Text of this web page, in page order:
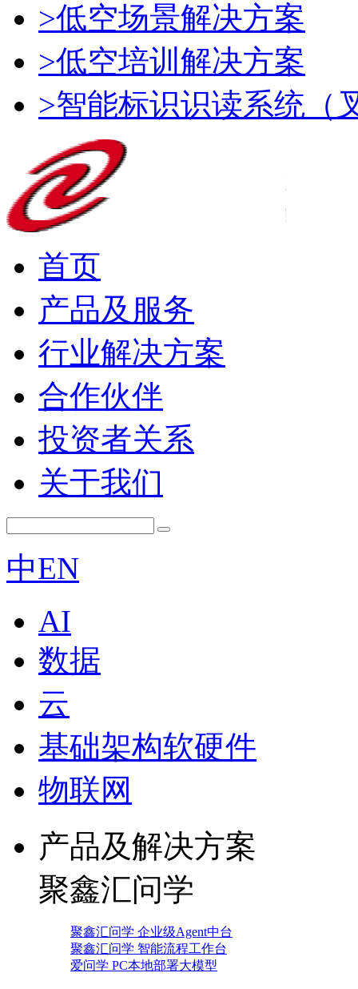
>低空场景解决方案
>低空培训解决方案
>智能标识识读系统（
首页
产品及服务
行业解决方案
合作伙伴
投资者关系
关于我们
中EN
AI
数据
云
基础架构软硬件
物联网
产品及解决方案
聚鑫汇问学
聚鑫汇问学 企业级Agent中台
聚鑫汇问学 智能流程工作台
爱问学 PC本地部署大模型